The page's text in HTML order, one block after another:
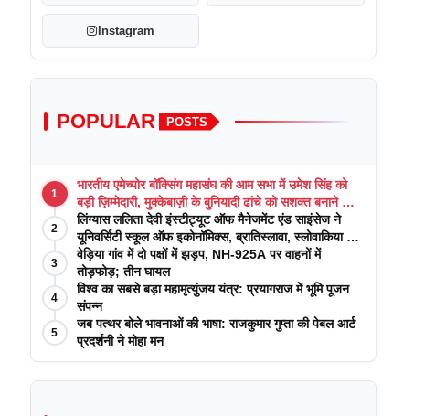
Instagram
POPULAR POSTS
1
भारतीय एमेच्योर बॉक्सिंग महासंघ की आम सभा में उमेश सिंह को
बड़ी ज़िम्मेदारी, मुक्केबाज़ी के बुनियादी ढांचे को सशक्त बनाने का
वादा
2
लिंग्यास ललिता देवी इंस्टीट्यूट ऑफ मैनेजमेंट एंड साइंसेज ने
यूनिवर्सिटी स्कूल ऑफ इकोनॉमिक्स, ब्रातिस्लावा, स्लोवाकिया के
साथ अकादमिक पत्रिकाओं में प्रकाशन रणनीतियों पर एक
दिवसीय कार्यशाला का आयोजन किया
3
वेड़िया गांव में दो पक्षों में झड़प, NH-925A पर वाहनों में
तोड़फोड़; तीन घायल
4
विश्व का सबसे बड़ा महामृत्युंजय यंत्र: प्रयागराज में भूमि पूजन
संपन्न
5
जब पत्थर बोले भावनाओं की भाषा: राजकुमार गुप्ता की पेबल आर्ट
प्रदर्शनी ने मोहा मन